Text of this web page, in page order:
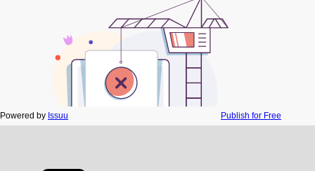
Powered by Issuu Publish for Free